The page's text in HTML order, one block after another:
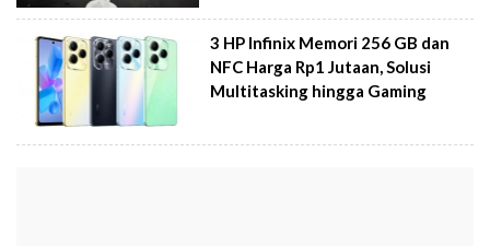
3 HP Infinix Memori 256 GB dan
NFC Harga Rp1 Jutaan, Solusi
Multitasking hingga Gaming